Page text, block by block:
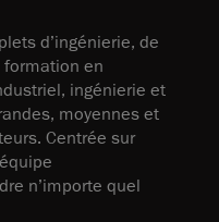
d’ingénierie, de
en
ingénierie et
moyennes et
Centrée sur
n’importe quel